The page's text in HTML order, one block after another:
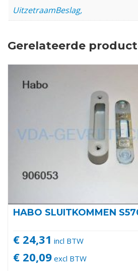
UitzetraamBeslag,
Gerelateerde
HABO SLUITKOMMEN
€ 24,31 incl BTW
€ 20,09 excl BTW